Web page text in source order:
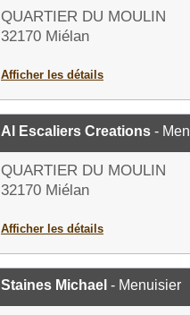
QUARTIER DU MOULIN
32170 Miélan
Afficher les détails
Al Escaliers Creations -
QUARTIER DU MOULIN
32170 Miélan
Afficher les détails
Staines Michael - Menuisier